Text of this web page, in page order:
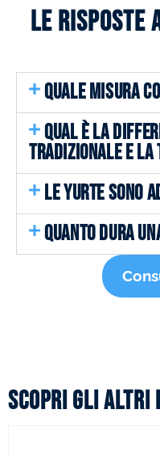
Le risposte
QUALE MISURA
QUAL È LA
TRADIZIONALE E
LE YURTE SONO
QUANTO DURA
Scopri gli altri